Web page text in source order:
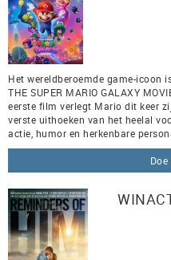
Het wereldberoemde game-icoon
THE SUPER MARIO GALAXY
eerste film verlegt Mario dit keer
verste uithoeken van het heelal
actie, humor en herkenbare